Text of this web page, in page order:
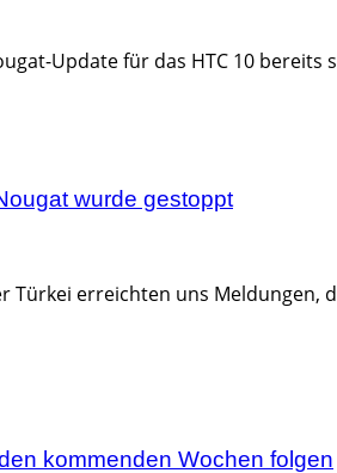
Update für das HTC 10
wurde gestoppt
Türkei erreichten uns Meldungen,
kommenden Wochen folgen